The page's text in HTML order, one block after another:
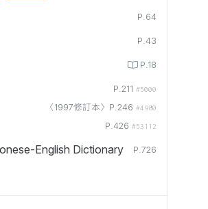
P.64
P.43
P.18
P.211 #5000
〈1997修訂本〉P.246 #4980
P.426 #53112
English Dictionary P.726